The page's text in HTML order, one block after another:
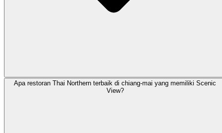
Apa restoran Thai Northern terbaik di chiang-mai yang memiliki Scenic
View?